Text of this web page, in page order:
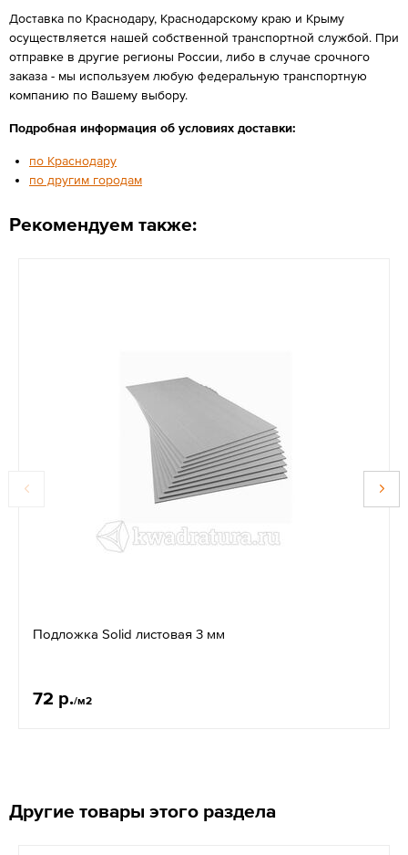
Доставка по Краснодару, Краснодарскому краю и Крыму
осуществляется нашей собственной транспортной службой. При
отправке в другие регионы России, либо в случае срочного
заказа - мы используем любую федеральную транспортную
компанию по Вашему выбору.
Подробная информация об условиях доставки:
по Краснодару
по другим городам
Рекомендуем также:
Подложка Solid листовая 3 мм
72 р./м2
Другие товары этого раздела